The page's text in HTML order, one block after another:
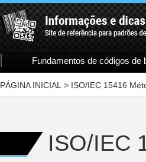
Fundamentos de códigos de
PÁGINA INICIAL > ISO/IEC 15416
ISO/IEC